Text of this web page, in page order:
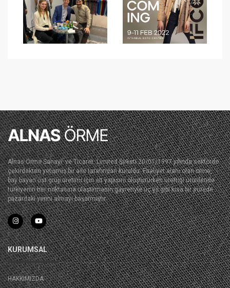
Alnas Örme Sanayi. ve Ticaret. Limited Şirketi 20/01/1997 yılında sektörde
çekirdekten yetişmiş bir aile tarafından kuruldu. Faaliyet alanı olan örme,
bay bayan üst grup üretimi için alt yapısını oluştururken ürettiği ürünleride
türkiyenin her noktasına ulaştırmanın gayretiyle üç yıl gibi kısa bir sürede
pazardaki yerini almayı başarmıştır.
KURUMSAL
HAKKIMIZDA